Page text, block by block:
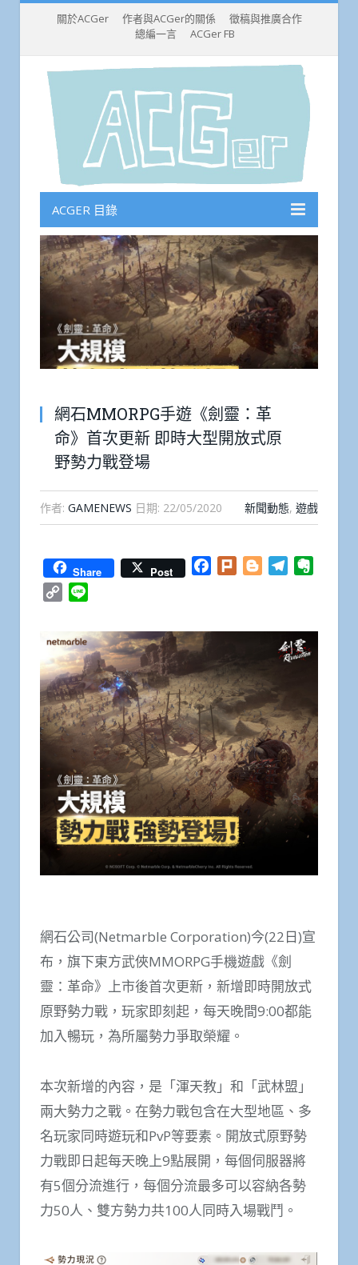
關於ACGer 作者與ACGer的關係
徵稿與推廣合作
總編一言
ACGer FB
ACGER 目錄
網石MMORPG手遊《劍靈：革
命》首次更新 即時大型開放式原
野勢力戰登場
作者: GAMENEWS 日期: 22/05/2020 新聞動態, 遊戲
Share Post Facebook
Plurk BloggerTelegram
Copy
網石公司(Netmarble Corporation)今(22日)宣
布，旗下東方武俠MMORPG手機遊戲《劍
靈：革命》上市後首次更新，新增即時開放式
原野勢力戰，玩家即刻起，每天晚間9:00都能
加入暢玩，為所屬勢力爭取榮耀。
本次新增的內容，是「渾天教」和「武林盟」
兩大勢力之戰。在勢力戰包含在大型地區、多
名玩家同時遊玩和PvP等要素。開放式原野勢
力戰即日起每天晚上9點展開，每個伺服器將
有5個分流進行，每個分流最多可以容納各勢
力50人、雙方勢力共100人同時入場戰鬥。